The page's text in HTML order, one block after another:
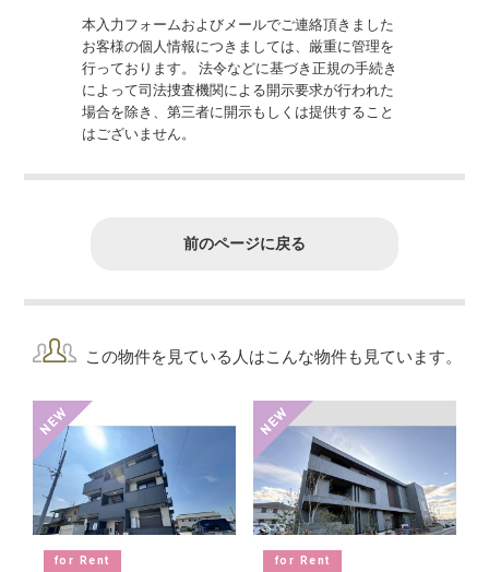
本入力フォームおよびメールでご連絡頂きました
お客様の個人情報につきましては、厳重に管理を
行っております。 法令などに基づき正規の手続き
によって司法捜査機関による開示要求が行われた
場合を除き、第三者に開示もしくは提供すること
はございません。
前のページに戻る
この物件を見ている人はこんな物件も見ています。
for Rent for Rent